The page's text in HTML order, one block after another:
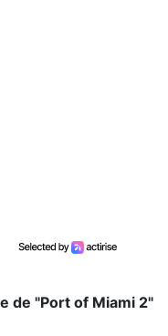
de "Port of Miami 2"